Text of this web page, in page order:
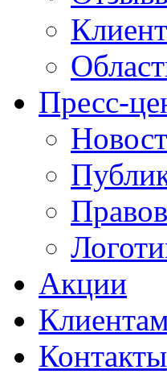
Пресс-
Акции
Контакты